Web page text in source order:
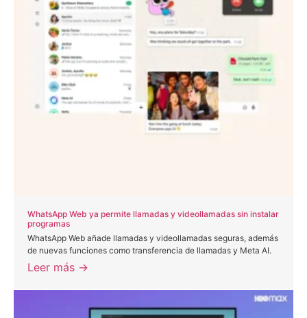
WhatsApp Web ya permite llamadas y videollamadas sin instalar
programas
WhatsApp Web añade llamadas y videollamadas seguras, además
de nuevas funciones como transferencia de llamadas y Meta AI.
Leer más →